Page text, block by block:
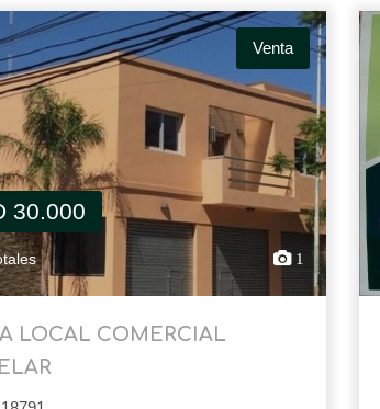
Venta
30.000
1
LOCAL COMERCIAL